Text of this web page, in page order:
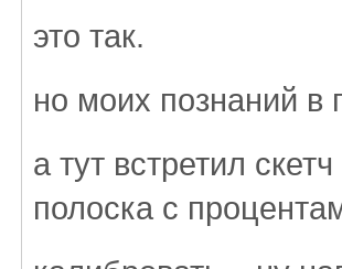
это так.
но моих познаний в
а тут встретил
полоска с